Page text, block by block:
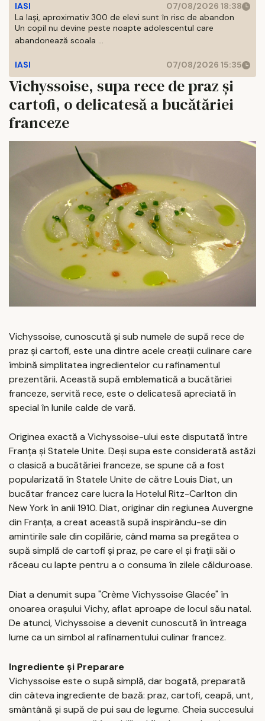
IASI
07/08/2026 18:38
La Iași, aproximativ 300 de elevi sunt în risc de abandon
Un copil nu devine peste noapte adolescentul care
abandonează scoala ...
IASI 07/08/2026 15:35
Vichyssoise, supa rece de praz și
cartofi, o delicatesă a bucătăriei
franceze
Vichyssoise, cunoscută și sub numele de supă rece de
praz și cartofi, este una dintre acele creații culinare care
îmbină simplitatea ingredientelor cu rafinamentul
prezentării. Această supă emblematică a bucătăriei
franceze, servită rece, este o delicatesă apreciată în
special în lunile calde de vară.
Originea exactă a Vichyssoise-ului este disputată între
Franța și Statele Unite. Deși supa este considerată astăzi
o clasică a bucătăriei franceze, se spune că a fost
popularizată în Statele Unite de către Louis Diat, un
bucătar francez care lucra la Hotelul Ritz-Carlton din
New York în anii 1910. Diat, originar din regiunea Auvergne
din Franța, a creat această supă inspirându-se din
amintirile sale din copilărie, când mama sa pregătea o
supă simplă de cartofi și praz, pe care el și frații săi o
răceau cu lapte pentru a o consuma în zilele călduroase.
Diat a denumit supa "Crème Vichyssoise Glacée" în
onoarea orașului Vichy, aflat aproape de locul său natal.
De atunci, Vichyssoise a devenit cunoscută în întreaga
lume ca un simbol al rafinamentului culinar francez.
Ingrediente și Preparare
Vichyssoise este o supă simplă, dar bogată, preparată
din câteva ingrediente de bază: praz, cartofi, ceapă, unt,
smântână și supă de pui sau de legume. Cheia succesului